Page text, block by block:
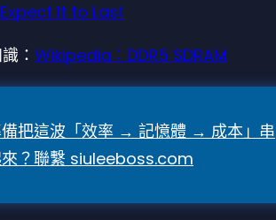
It to Last
： Wikipedia：DDR5 SDRAM
把這波「效率 → 記憶體 → 成本」串
？聯繫 siuleeboss.com